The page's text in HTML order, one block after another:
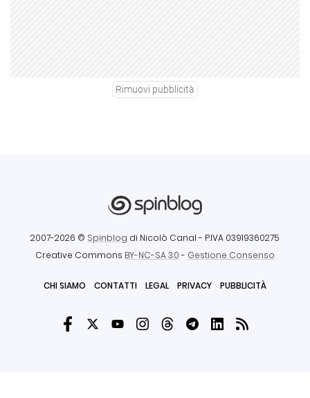
Rimuovi pubblicità
2007-2026 © Spinblog di Nicolò Canal - P.IVA 03919360275
Creative Commons BY-NC-SA 3.0- Gestione Consenso
CHI SIAMO CONTATTI LEGAL PRIVACY PUBBLICITÀ